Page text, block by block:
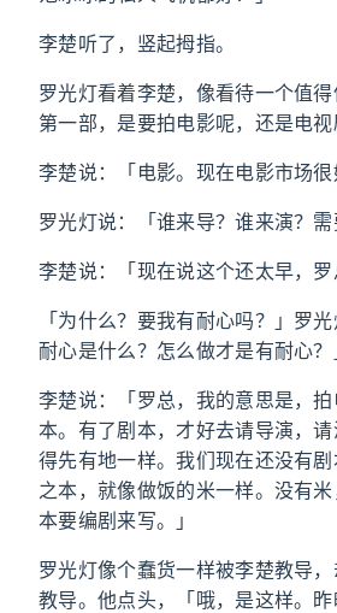
李楚听了，竖起拇指。
罗光灯看着李楚，像看待一个值
第一部，是要拍电影呢，还是电视
李楚说：「电影。现在电影市场很
罗光灯说：「谁来导？谁来演？需
李楚说：「现在说这个还太早，罗
「为什么？要我有耐心吗？」罗
耐心是什么？怎么做才是有耐心？
李楚说：「罗总，我的意思是，
本。有了剧本，才好去请导演，
得先有地一样。我们现在还没有
之本，就像做饭的米一样。没有
本要编剧来写。」
罗光灯像个蠢货一样被李楚教导
教导。他点头，「哦，是这样。